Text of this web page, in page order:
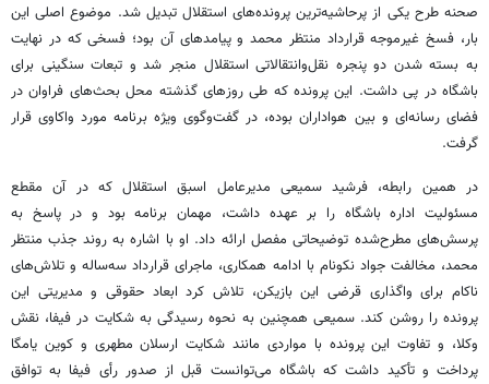
صحنه طرح یکی از پرحاشیه‌ترین پرونده‌های استقلال تبدیل شد. موضوع اصلی این
بار، فسخ غیرموجه قرارداد منتظر محمد و پیامدهای آن بود؛ فسخی که در نهایت
به بسته شدن دو پنجره نقل‌وانتقالاتی استقلال منجر شد و تبعات سنگینی برای
باشگاه در پی داشت. این پرونده که طی روزهای گذشته محل بحث‌های فراوان در
فضای رسانه‌ای و بین هواداران بوده، در گفت‌وگوی ویژه برنامه مورد واکاوی قرار
گرفت.
در همین رابطه، فرشید سمیعی مدیرعامل اسبق استقلال که در آن مقطع
مسئولیت اداره باشگاه را بر عهده داشت، مهمان برنامه بود و در پاسخ به
پرسش‌های مطرح‌شده توضیحاتی مفصل ارائه داد. او با اشاره به روند جذب منتظر
محمد، مخالفت جواد نکونام با ادامه همکاری، ماجرای قرارداد سه‌ساله و تلاش‌های
ناکام برای واگذاری قرضی این بازیکن، تلاش کرد ابعاد حقوقی و مدیریتی این
پرونده را روشن کند. سمیعی همچنین به نحوه رسیدگی به شکایت در فیفا، نقش
وکلا، و تفاوت این پرونده با مواردی مانند شکایت ارسلان مطهری و کوین یامگا
پرداخت و تأکید داشت که باشگاه می‌توانست قبل از صدور رأی فیفا به توافق